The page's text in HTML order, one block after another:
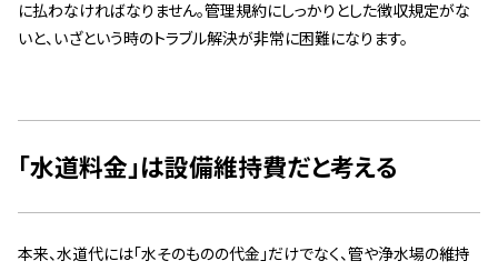
に払わなければなりません。管理規約にしっかりとした徴収規定がな
いと、いざという時のトラブル解決が非常に困難になります。
「水道料金」は設備維持費だと考える
本来、水道代には「水そのものの代金」だけでなく、管や浄水場の維持